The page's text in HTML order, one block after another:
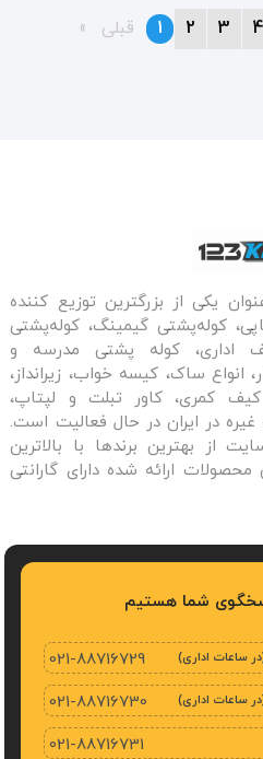
قبلی pageYou're
on
1 page
2 page
3 4
یکی از بزرگترین توزیع کننده
کوله‌پشتی گیمینگ، کوله‌پشتی
اداری، کوله پشتی مدرسه و
انواع ساک، کیسه خواب، زیرانداز،
کمری، کاور تبلت و لپتاپ،
در ایران در حال فعالیت است.
از بهترین برندها با بالاترین
ارائه شده دارای گارانتی
ساعات اداری) 021-88716729
ساعات اداری) 021-88716730
021-88716731